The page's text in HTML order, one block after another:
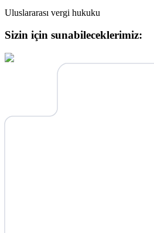
Uluslararası vergi hukuku
Sizin için sunabileceklerimiz: